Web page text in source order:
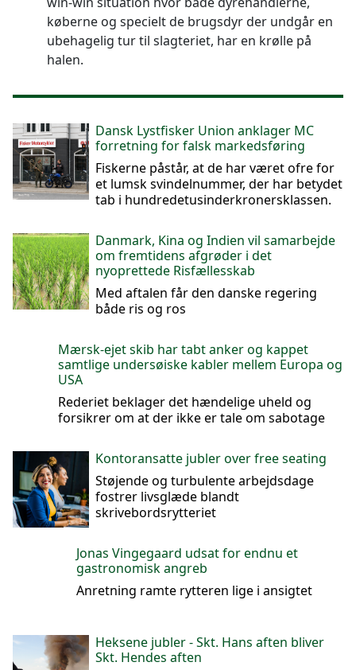
køberne og specielt de brugsdyr der undgår en
ubehagelig tur til slagteriet, har en krølle på
halen.
Dansk Lystfisker Union anklager MC
forretning for falsk markedsføring
Fiskerne påstår, at de har været ofre for
et lumsk svindelnummer, der har betydet
tab i hundredetusinderkronersklassen.
Danmark, Kina og Indien vil samarbejde
om fremtidens afgrøder i det
nyoprettede Risfællesskab
Med aftalen får den danske regering
både ris og ros
Mærsk-ejet skib har tabt anker og kappet
samtlige undersøiske kabler mellem Europa og
USA
Rederiet beklager det hændelige uheld og
forsikrer om at der ikke er tale om sabotage
Kontoransatte jubler over free seating
Støjende og turbulente arbejdsdage
fostrer livsglæde blandt
skrivebordsrytteriet
Jonas Vingegaard udsat for endnu et
gastronomisk angreb
Anretning ramte rytteren lige i ansigtet
Heksene jubler - Skt. Hans aften bliver
Skt. Hendes aften